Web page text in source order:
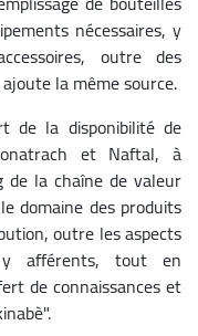
nécessaires, y
outre des
la même source.
de la disponibilité de
et Naftal, à
de la chaîne de valeur
domaine des produits
outre les aspects
y afférents, tout en
de connaissances et